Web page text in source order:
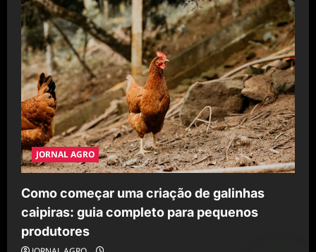
JORNAL AGRO
Como começar uma criação de galinhas
caipiras: guia completo para pequenos
produtores